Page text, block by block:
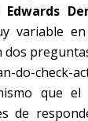
variable
do-check-
que el
de